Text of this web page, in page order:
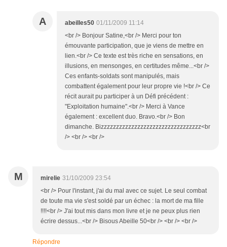
A abeilles50 01/11/2009 11:14
<br /> Bonjour Satine,<br /> Merci pour ton
émouvante participation, que je viens de mettre en
lien.<br /> Ce texte est très riche en sensations, en
illusions, en mensonges, en certitudes même...<br />
Ces enfants-soldats sont manipulés, mais
combattent également pour leur propre vie !<br /> Ce
récit aurait pu participer à un Défi précédent :
"Exploitation humaine".<br /> Merci à Vance
également : excellent duo. Bravo.<br /> Bon
dimanche. Bizzzzzzzzzzzzzzzzzzzzzzzzzzzzzzzzz<br
/> <br /> <br />
M mirelie 31/10/2009 23:54
<br /> Pour l'instant, j'ai du mal avec ce sujet. Le seul combat
de toute ma vie s'est soldé par un échec : la mort de ma fille
!!!!<br /> J'ai tout mis dans mon livre et je ne peux plus rien
écrire dessus...<br /> Bisous Abeille 50<br /> <br /> <br />
Répondre